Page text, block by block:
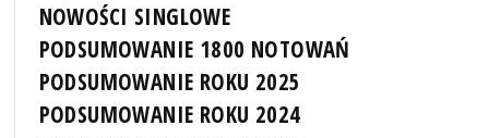
NOWOŚCI SINGLOWE
PODSUMOWANIE 1800 NOTOWAŃ
PODSUMOWANIE ROKU 2025
PODSUMOWANIE ROKU 2024